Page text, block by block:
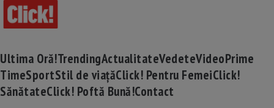
Ultima Oră!TrendingActualitateVedeteVideoPrime
TimeSportStil de viațăClick! Pentru FemeiClick!
SănătateClick! Poftă Bună!Contact